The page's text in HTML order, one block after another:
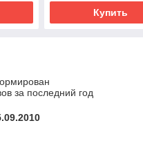
Купить
за последний год